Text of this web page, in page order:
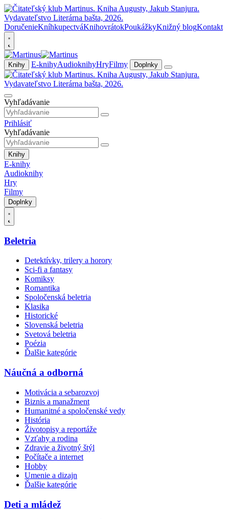
DoručenieKníhkupectváKnihovrátokPoukážkyKnižný blogKontakt
Knihy E-knihyAudioknihyHryFilmy Doplnky
Vyhľadávanie
Prihlásiť
Vyhľadávanie
Knihy
E-knihy
Audioknihy
Hry
Filmy
Doplnky
Beletria
Detektívky, trilery a horory
Sci-fi a fantasy
Komiksy
Romantika
Spoločenská beletria
Klasika
Historické
Slovenská beletria
Svetová beletria
Poézia
Ďalšie kategórie
Náučná a odborná
Motivácia a sebarozvoj
Biznis a manažment
Humanitné a spoločenské vedy
História
Životopisy a reportáže
Vzťahy a rodina
Zdravie a životný štýl
Počítače a internet
Hobby
Umenie a dizajn
Ďalšie kategórie
Deti a mládež